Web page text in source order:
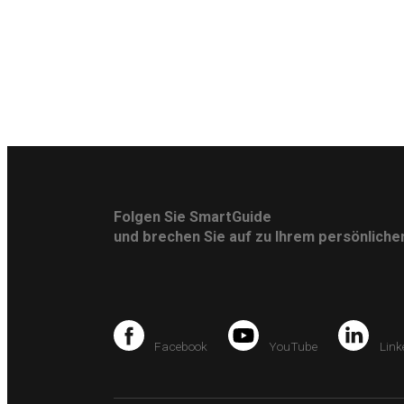
Folgen Sie SmartGuide
und brechen Sie auf zu Ihrem
Facebook YouTube